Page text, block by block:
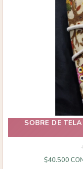
SOBRE DE
$40.500